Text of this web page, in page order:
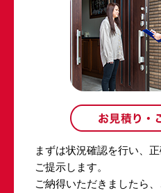
まずは状況確認を行い、
ご提示します。
ご納得いただきましたら